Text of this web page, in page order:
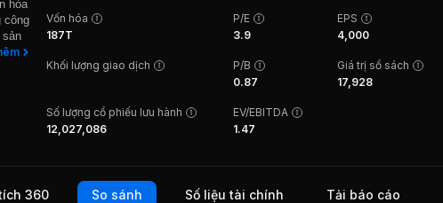
hóa
công
sản
- Cái
Vốn hóa
187T
P/E
3.9
EPS
4,000
Khối lượng giao dịch
P/B
0.87
Giá trị sổ sách
17,928
Số lượng cổ phiếu lưu hành
12,027,086
EV/EBITDA
1.47
360 So sánh Số liệu tài chính Tải báo cáo